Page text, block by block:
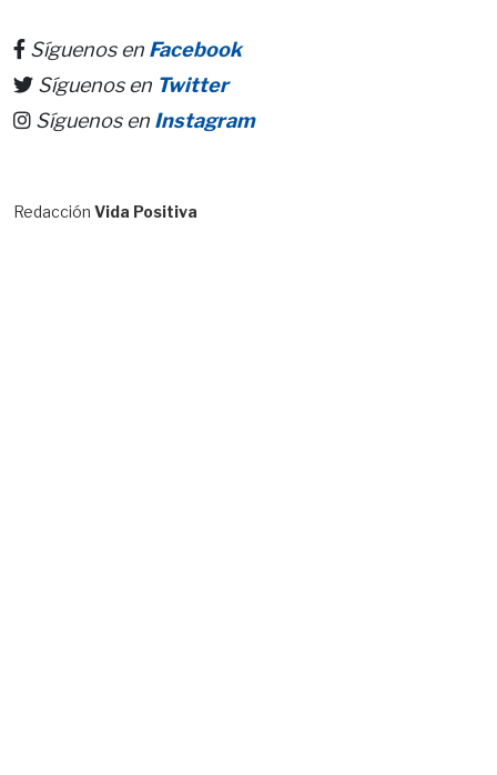
Síguenos en Facebook
Síguenos en Twitter
Síguenos en Instagram
Redacción Vida Positiva